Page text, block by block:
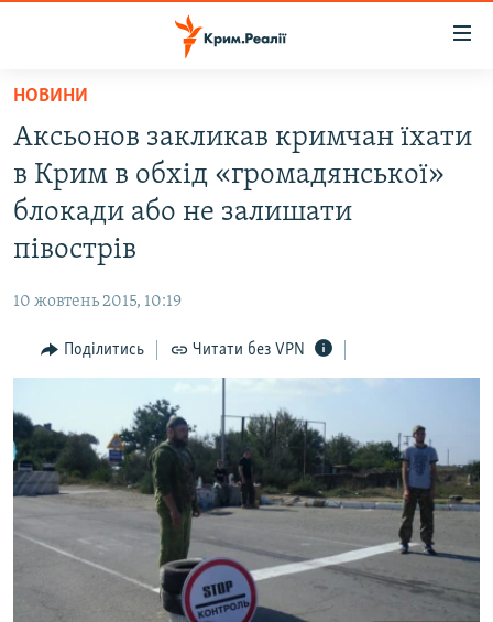
Перейти
основного
матеріалу
Перейти
до
основної
Перейти
пошуку
ВІДЕО ТА ФОТО
ПОЛІТИКА
ІНТЕРВ'Ю
СПЕЦПРОЕКТИ
ДЕПОРТАЦІЯ
ВІДЕОУРОКИ «ELIFBE»
СВІДЧЕННЯ ОКУПАЦІЇ
УКРАЇНСЬКА ПРОБЛЕМА КРИМУ
ЯК ОБІЙТИ БЛОКУВАННЯ
Русский
Qırımtatar
НОВИНИ
Аксьонов закликав кримчан їхати
в Крим в обхід «громадянської»
блокади або не залишати
півострів
10 жовтень 2015, 10:19
Поділитись Читати без VPN